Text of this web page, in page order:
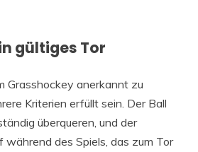
gültiges Tor
Grasshockey anerkannt zu
Kriterien erfüllt sein. Der Ball
überqueren, und der
während des Spiels, das zum Tor